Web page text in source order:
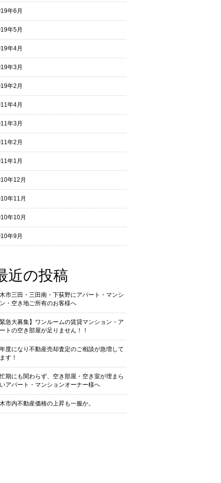
年6月
年5月
年4月
年3月
年2月
年4月
年3月
年2月
年1月
年12月
年11月
年10月
年9月
近の投稿
市三田・三田南・下荻野にアパート・マンシ
・空き地ご所有のお客様へ
緊急大募集】ワンルームの賃貸マンション・ア
トの空き部屋が足りません！！
度になり不動産売却査定のご相談が急増して
す！
期にも関わらず、空き部屋・空き室が埋まら
アパート・マンションオーナー様へ
市内不動産価格の上昇も一服か。